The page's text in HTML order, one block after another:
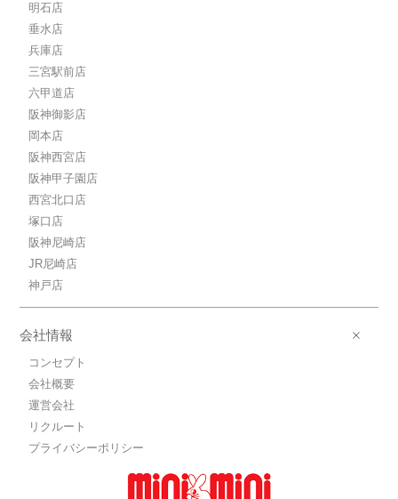
明石店
垂水店
兵庫店
三宮駅前店
六甲道店
阪神御影店
岡本店
阪神西宮店
阪神甲子園店
西宮北口店
塚口店
阪神尼崎店
JR尼崎店
神戸店
会社情報
コンセプト
会社概要
運営会社
リクルート
プライバシーポリシー